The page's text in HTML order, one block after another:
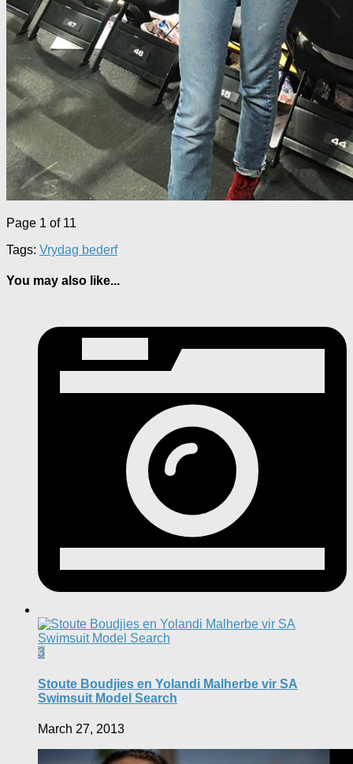
Page 1 of 11
Tags: Vrydag bederf
You may also like...
3
Stoute Boudjies en Yolandi Malherbe vir SA
Swimsuit Model Search
March 27, 2013